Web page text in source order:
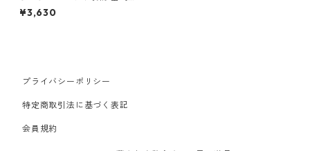
業 tower タワー ランチョンマ
ットスタンド ホワイト
¥3,630
プライバシーポリシー
特定商取引法に基づく表記
会員規約